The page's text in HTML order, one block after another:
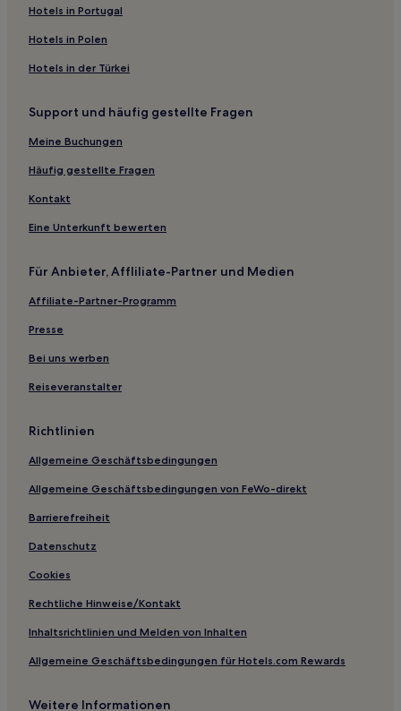
Günstige in Zona T
Familien in Zona T
Hotels mit Parkplatz in Zona T
Hotels mit Parkplatz in Teusaquillo
Günstige in Teusaquillo
Haustierfreundliche nahe Plaza de Lourdes
Hotels mit inbegriffenem Frühstück in Bogotá
Business in Santa Ana
Business in Zona G
Familien in Zona G
Luxus in Zona G
Lgbtqia-Freundliche in Chicó
Haustierfreundliche in Chicó
4-Sterne-Hotels in Zona G
2-Sterne-Hotels in Usaquén
5-Sterne-Hotels in Chicó
4-Sterne-Hotels in Zona T
3-Sterne-Hotels in Zona T
5-Sterne-Hotels in Monserrate Hügel
Hotels nahe Spanische Botschaft
Normandia: Hotels
Hotels nahe Park Way
Hotels in Portugal
Hotels in Polen
Hotels in der Türkei
Support und häufig gestellte Fragen
Meine Buchungen
Häufig gestellte Fragen
Kontakt
Eine Unterkunft bewerten
Für Anbieter, Affliliate-Partner und Medien
Affiliate-Partner-Programm
Presse
Bei uns werben
Reiseveranstalter
Richtlinien
Allgemeine Geschäftsbedingungen
Allgemeine Geschäftsbedingungen von FeWo-direkt
Barrierefreiheit
Datenschutz
Cookies
Rechtliche Hinweise/Kontakt
Inhaltsrichtlinien und Melden von Inhalten
Allgemeine Geschäftsbedingungen für Hotels.com Rewards
Weitere Informationen